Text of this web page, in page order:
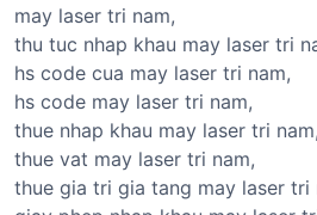
may laser tri nam,
thu tuc nhap khau may laser tri
hs code cua may laser tri nam,
hs code may laser tri nam,
thue nhap khau may laser tri nam,
thue vat may laser tri nam,
thue gia tri gia tang may laser tri